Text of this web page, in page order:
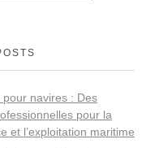
pour navires : Des
pour la
et l’exploitation maritime